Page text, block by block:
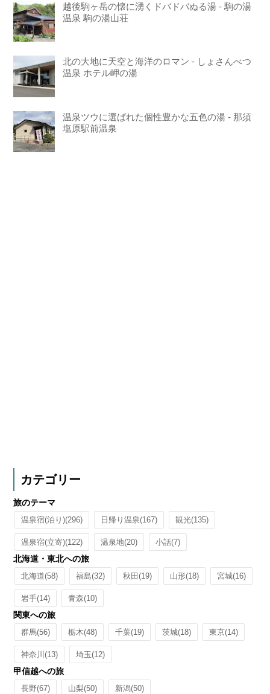
越後駒ヶ岳の懐に湧くドバドバぬる湯 - 駒の湯
温泉 駒の湯山荘
北の大地に天空と海洋のロマン - しょさんべつ
温泉 ホテル岬の湯
温泉ツウに選ばれた個性豊かな五色の湯 - 那須
塩原駅前温泉
カテゴリー
旅のテーマ
温泉宿(泊り)(296) 日帰り温泉(167) 観光(135)
温泉宿(立寄)(122) 温泉地(20) 小話(7)
北海道・東北への旅
北海道(58) 福島(32) 秋田(19) 山形(18) 宮城(16)
岩手(14) 青森(10)
関東への旅
群馬(56) 栃木(48) 千葉(19) 茨城(18) 東京(14)
神奈川(13) 埼玉(12)
甲信越への旅
長野(67) 山梨(50) 新潟(50)